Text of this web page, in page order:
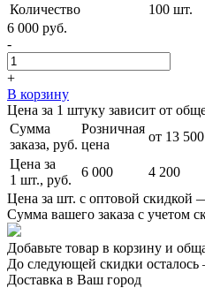
Количество
100 шт.
6 000 руб.
-
+
В корзину
Цена за 1 штуку зависит от
Сумма
заказа, руб.
Розничная
цена
от 13 500
Цена за
1 шт., руб.
6 000 4 200
Цена за шт. с оптовой скидкой
Сумма вашего заказа с учетом
Добавьте товар в корзину и
До следующей скидки
Доставка в Ваш город